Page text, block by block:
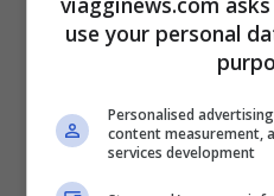
vendere la casa. La
assolutamente
abbiamo scoperto
soltanto adesso che
compravendita tra
use your personal
Personalised
content measurement,
services development